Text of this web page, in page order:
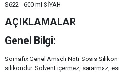
S622 - 600 ml SİYAH
AÇIKLAMALAR
Genel Bilgi:
Somafix Genel Amaçlı Nötr Sosis
silikondur. Solvent içermez, sararmaz,